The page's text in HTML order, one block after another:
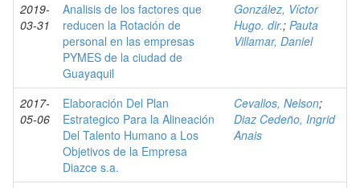
2019-
03-31
Analisis de los factores que
reducen la Rotación de
personal en las empresas
PYMES de la ciudad de
Guayaquil
González, Víctor
Hugo. dir.; Pauta
Villamar, Daniel
2017-
05-06
Elaboración Del Plan
Estrategico Para la Alineación
Del Talento Humano a Los
Objetivos de la Empresa
Diazce s.a.
Cevallos, Nelson;
Diaz Cedeño, Ingrid
Anais